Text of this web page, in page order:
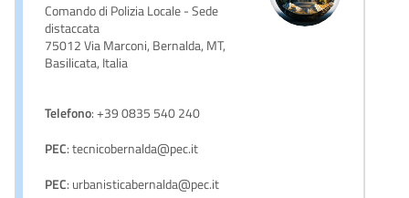
Comando di Polizia Locale - Sede
distaccata
75012 Via Marconi, Bernalda, MT,
Basilicata, Italia
Telefono: +39 0835 540 240
PEC: tecnicobernalda@pec.it
PEC: urbanisticabernalda@pec.it